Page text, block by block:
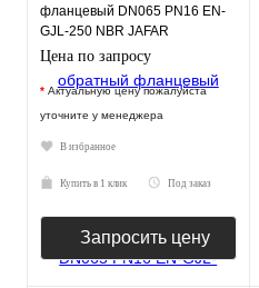
фланцевый DN065 PN16 EN-
GJL-250 NBR JAFAR
Цена по запросу
* Актуальную цену пожалуйста
уточните у менеджера
В избранное
Купить в 1 клик Под заказ
Запросить цену